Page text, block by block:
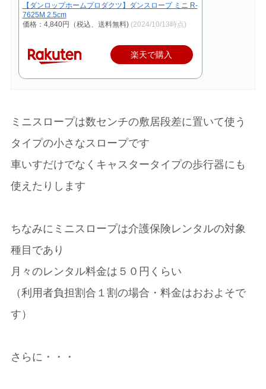
【ダンロップホームプロダクツ】ダンスロープ ミニ R-
7625M 2.5cm
価格：4,840円（税込、送料無料) (2024/10/13時点)
楽天で購入
ミニスロープは数センチの敷居段差に置いて使う
タイプの小さなスロープです
車いすだけでなくキャスタータイプの歩行器にも
使えたりします
ちなみにミニスロープは介護保険レンタルの対象
種目であり
月々のレンタル料金は５０円くらい
（利用者負担割合１割の場合・料金はおおよそで
す）
さらに・・・